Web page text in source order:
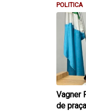
POLITICA
Vagner
de